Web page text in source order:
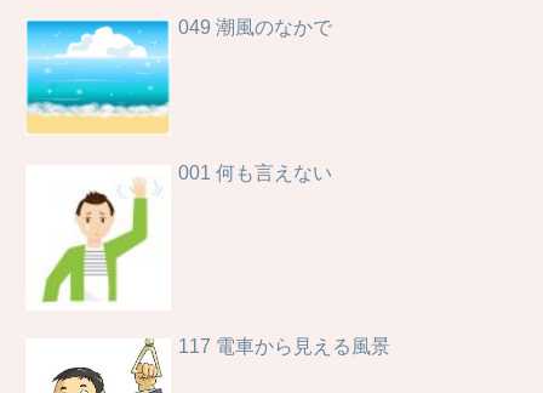
049 潮風のなかで
001 何も言えない
117 電車から見える風景